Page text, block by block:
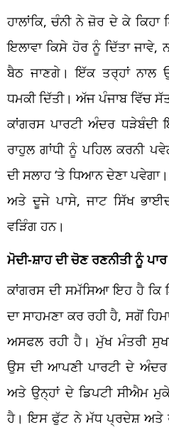
ਹਾਲਾਂਕਿ, ਚੰਨੀ ਨੇ ਜ਼ੋਰ ਦੇ ਕੇ
ਇਲਾਵਾ ਕਿਸੇ ਹੋਰ ਨੂੰ ਦਿੱਤਾ
ਬੈਠ ਜਾਣਗੇ। ਇੱਕ ਤਰ੍ਹਾਂ ਨਾਲ
ਧਮਕੀ ਦਿੱਤੀ। ਅੱਜ ਪੰਜਾਬ ਵਿੱਚ
ਕਾਂਗਰਸ ਪਾਰਟੀ ਅੰਦਰ
ਰਾਹੁਲ ਗਾਂਧੀ ਨੂੰ ਪਹਿਲ ਕਰਨੀ
ਦੀ ਸਲਾਹ ‘ਤੇ ਧਿਆਨ ਦੇਣਾ
ਅਤੇ ਦੂਜੇ ਪਾਸੇ, ਜਾਟ ਸਿੱਖ
ਵੜਿੰਗ ਹਨ।
ਮੋਦੀ-ਸ਼ਾਹ ਦੀ ਚੋਣ ਰਣਨੀਤੀ ਨੂੰ
ਕਾਂਗਰਸ ਦੀ ਸਮੱਸਿਆ ਇਹ ਹੈ ਕਿ
ਦਾ ਸਾਹਮਣਾ ਕਰ ਰਹੀ ਹੈ, ਸਗੋਂ
ਅਸਫਲ ਰਹੀ ਹੈ। ਮੁੱਖ ਮੰਤਰੀ
ਉਸ ਦੀ ਆਪਣੀ ਪਾਰਟੀ ਦੇ
ਅਤੇ ਉਨ੍ਹਾਂ ਦੇ ਡਿਪਟੀ ਸੀਐਮ
ਹੈ। ਇਸ ਫੁੱਟ ਨੇ ਮੱਧ ਪ੍ਰਦੇਸ਼ ਅਤੇ